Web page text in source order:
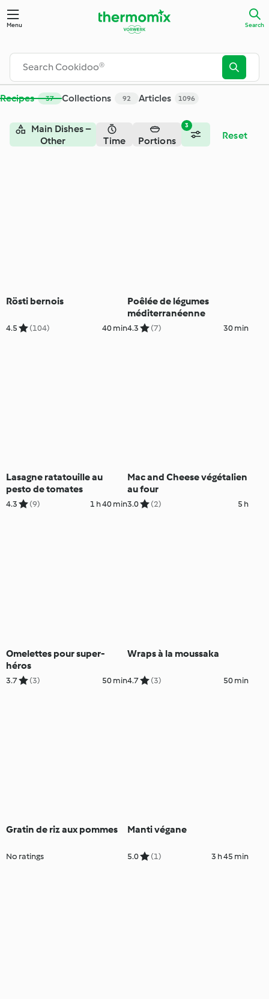
Menu Search
Recipes 37 Collections 92 Articles 1096
3
Main Dishes –
Other
Time Portions Reset
Rösti bernois
4.5 (104) 40 min
Poêlée de légumes
méditerranéenne
4.3 (7) 30 min
Lasagne ratatouille au
pesto de tomates
4.3 (9) 1 h 40 min
Mac and Cheese végétalien
au four
3.0 (2) 5 h
Omelettes pour super-
héros
3.7 (3) 50 min
Wraps à la moussaka
4.7 (3) 50 min
Gratin de riz aux pommes
No ratings
Manti végane
5.0 (1) 3 h 45 min
Search - Cookidoo® – the official Thermomix® recipe